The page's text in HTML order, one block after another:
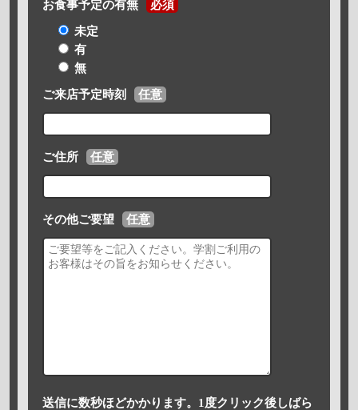
お食事予定の有無 必須
未定
有
無
ご来店予定時刻 任意
ご住所 任意
その他ご要望 任意
送信に数秒ほどかかります。1度クリック後しばら